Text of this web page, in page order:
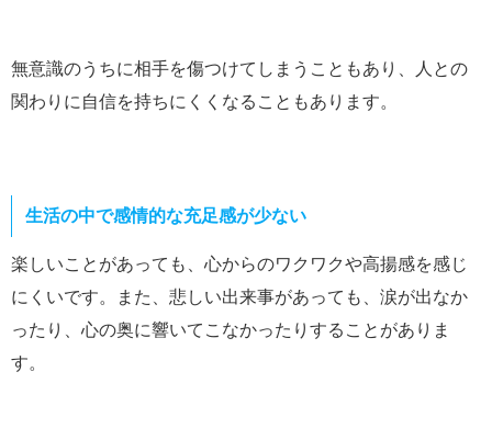
無意識のうちに相手を傷つけてしまうこともあり、人との
関わりに自信を持ちにくくなることもあります。
生活の中で感情的な充足感が少ない
楽しいことがあっても、心からのワクワクや高揚感を感じ
にくいです。また、悲しい出来事があっても、涙が出なか
ったり、心の奥に響いてこなかったりすることがありま
す。